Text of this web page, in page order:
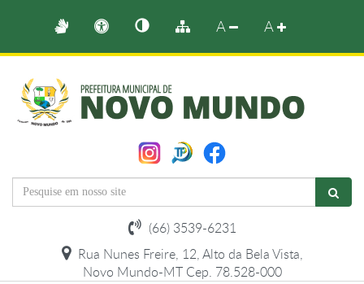
A A
(66) 3539-6231
Rua Nunes Freire, 12, Alto da Bela Vista,
Novo Mundo-MT Cep. 78.528-000